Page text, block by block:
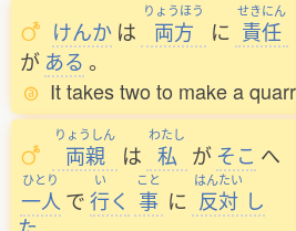
けんか は
りょうほう
両方 に
せきにん
責任
が ある 。
It takes two to make a
りょうしん
両親 は
わたし
私 が そこ へ
ひとり
一人 で
い
行く
こと
事 に
はんたい
反対 し